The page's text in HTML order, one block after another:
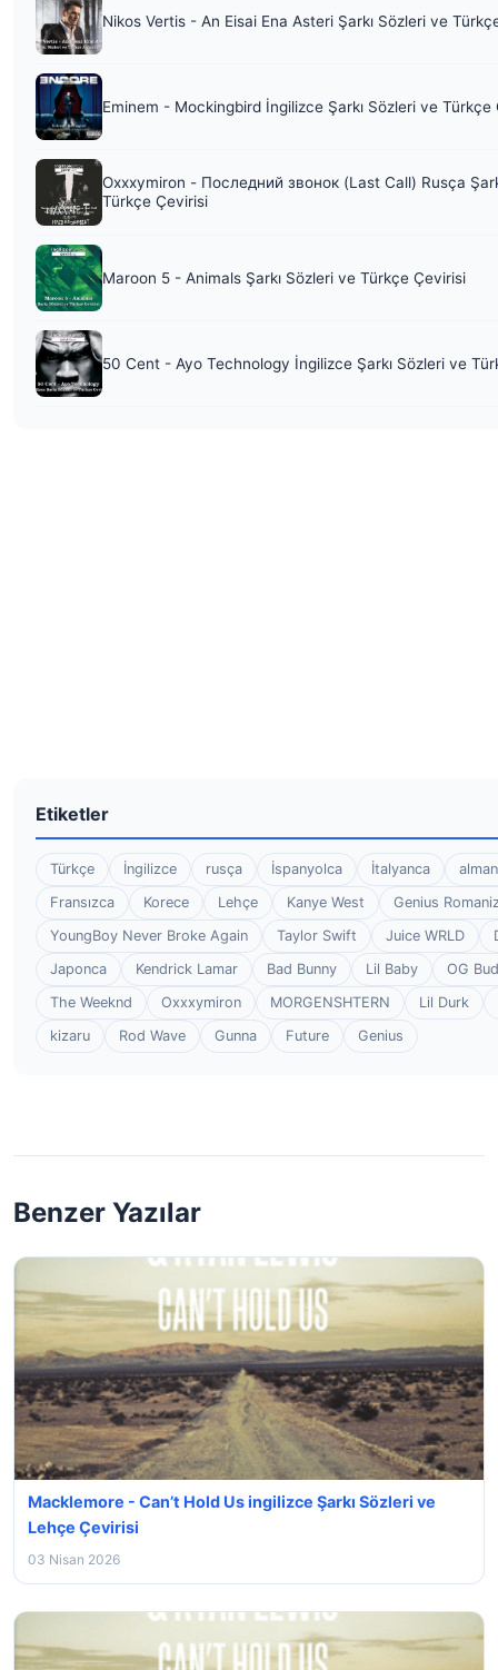
Nikos Vertis - An Eisai Ena Asteri Şarkı Sözleri ve
Eminem - Mockingbird İngilizce Şarkı Sözleri ve Türkçe
Oxxxymiron - Последний звонок (Last Call) Rusça
Türkçe Çevirisi
Maroon 5 - Animals Şarkı Sözleri ve Türkçe Çevirisi
50 Cent - Ayo Technology İngilizce Şarkı Sözleri ve
Etiketler
Türkçe İngilizce rusça İspanyolca İtalyanca
Fransızca
Korece Lehçe Kanye West
Genius
YoungBoy Never Broke Again
Taylor Swift Juice WRLD
Japonca
Kendrick Lamar Bad Bunny Lil Baby
OG
The Weeknd
Oxxxymiron MORGENSHTERN
Lil Durk
kizaru
Rod Wave Gunna Future Genius
Benzer Yazılar
Macklemore - Can’t Hold Us ingilizce Şarkı Sözleri ve
Lehçe Çevirisi
03 Nisan 2026